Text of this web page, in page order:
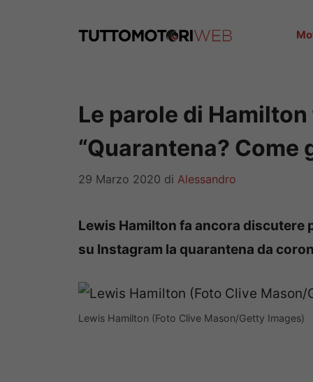
Le parole di
“Quarantena? Come
29 Marzo 2020 di Alessandro
Lewis Hamilton fa ancora discutere
su Instagram la quarantena da
Lewis Hamilton (Foto Clive Mason/Getty Images)